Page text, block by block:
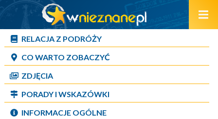
RELACJA Z PODRÓŻY
CO WARTO ZOBACZYĆ
ZDJĘCIA
PORADY I WSKAZÓWKI
INFORMACJE OGÓLNE